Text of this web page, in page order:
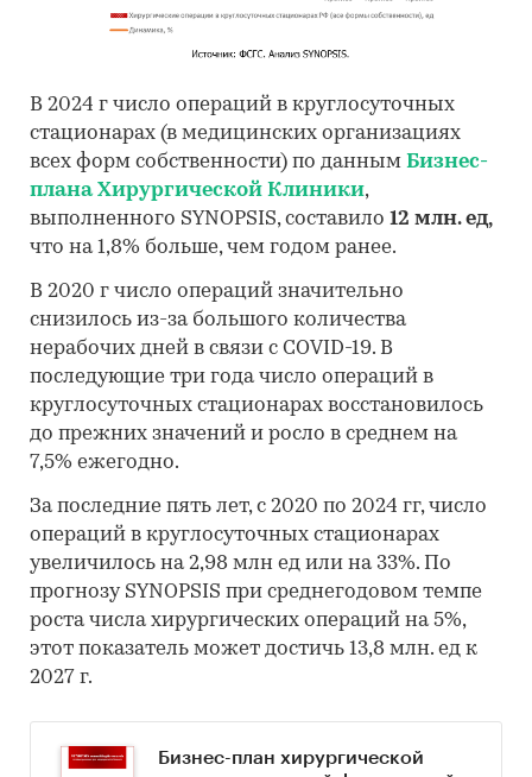
В 2024 г число операций в круглосуточных
стационарах (в медицинских организациях
всех форм собственности) по данным Бизнес-
плана Хирургической Клиники,
выполненного SYNOPSIS, составило 12 млн. ед,
что на 1,8% больше, чем годом ранее.
В 2020 г число операций значительно
снизилось из-за большого количества
нерабочих дней в связи с COVID-19. В
последующие три года число операций в
круглосуточных стационарах восстановилось
до прежних значений и росло в среднем на
7,5% ежегодно.
За последние пять лет, с 2020 по 2024 гг, число
операций в круглосуточных стационарах
увеличилось на 2,98 млн ед или на 33%. По
прогнозу SYNOPSIS при среднегодовом темпе
роста числа хирургических операций на 5%,
этот показатель может достичь 13,8 млн. ед к
2027 г.
Бизнес-план хирургической